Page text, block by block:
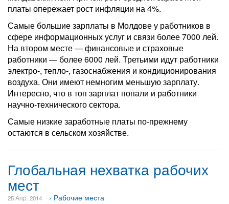
платы опережает рост инфляции на 4%.
Самые большие зарплаты в Молдове у работников в
сфере информационных услуг и связи более 7000 лей.
На втором месте — финансовые и страховые
работники — более 6000 лей. Третьими идут работники
электро-, тепло-, газоснабжения и кондиционирования
воздуха. Они имеют немногим меньшую зарплату.
Интересно, что в топ зарплат попали и работники
научно-технического сектора.
Самые низкие заработные платы по-прежнему
остаются в сельском хозяйстве.
Глобальная нехватка рабочих
мест
25 Апр. 2014
› Рабочие места